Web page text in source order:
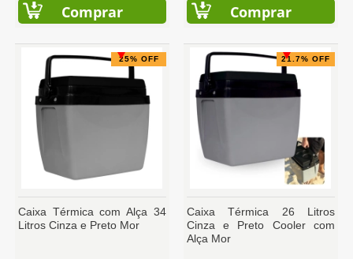
Comprar Comprar
25% OFF
Caixa Térmica com Alça 34
Litros Cinza e Preto Mor
21.7% OFF
Caixa Térmica 26 Litros
Cinza e Preto Cooler com
Alça Mor